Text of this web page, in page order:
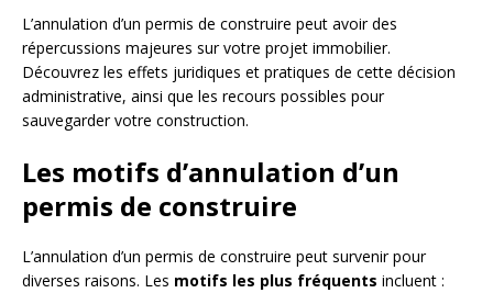
L’annulation d’un permis de construire peut avoir des
répercussions majeures sur votre projet immobilier.
Découvrez les effets juridiques et pratiques de cette décision
administrative, ainsi que les recours possibles pour
sauvegarder votre construction.
Les motifs d’annulation d’un
permis de construire
L’annulation d’un permis de construire peut survenir pour
diverses raisons. Les motifs les plus fréquents incluent :